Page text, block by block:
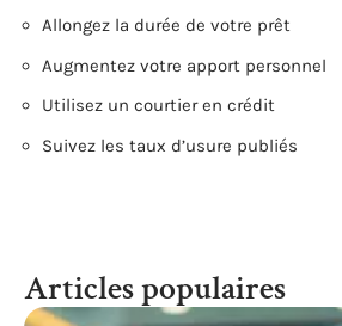
Allongez la durée de votre prêt
Augmentez votre apport personnel
Utilisez un courtier en crédit
Suivez les taux d’usure publiés
Articles populaires